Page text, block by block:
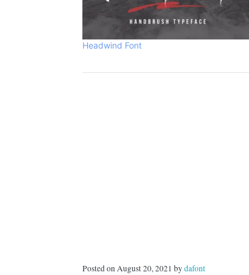
Headwind Font
Posted on August 20, 2021 bydafont